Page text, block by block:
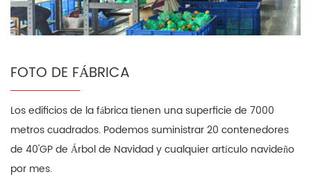
FOTO DE FÁBRICA
Los edificios de la fábrica tienen una superficie de 7000
metros cuadrados. Podemos suministrar 20 contenedores
de 40'GP de Árbol de Navidad y cualquier artículo navideño
por mes.